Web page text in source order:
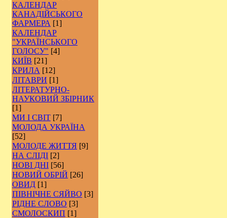
КАЛЕНДАР
КАНАДІЙСЬКОГО
ФАРМЕРА [1]
КАЛЕНДАР
"УКРАЇНСЬКОГО
ГОЛОСУ" [4]
КИЇВ [21]
КРИЛА [12]
ЛІТАВРИ [1]
ЛІТЕРАТУРНО-
НАУКОВИЙ ЗБІРНИК
[1]
МИ І СВІТ [7]
МОЛОДА УКРАЇНА
[52]
МОЛОДЕ ЖИТТЯ [9]
НА СЛІДІ [2]
НОВІ ДНІ [56]
НОВИЙ ОБРІЙ [26]
ОВИД [1]
ПІВНІЧНЕ СЯЙВО [3]
РІДНЕ СЛОВО [3]
СМОЛОСКИП [1]